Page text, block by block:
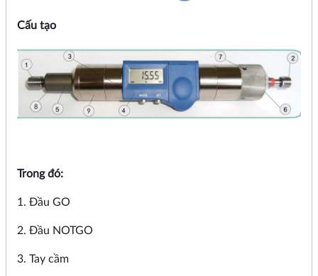
Cấu tạo
Trong đó:
1. Đầu GO
2. Đầu NOTGO
3. Tay cầm